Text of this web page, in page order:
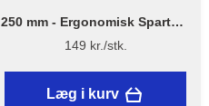
250 mm - Ergonomisk Spartel -
Flügger
149 kr./stk.
Læg i kurv